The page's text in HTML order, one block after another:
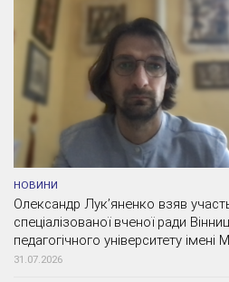
НОВИНИ
Олександр Лук’яненко взяв
спеціалізованої вченої ради
педагогічного університету
31.07.2026